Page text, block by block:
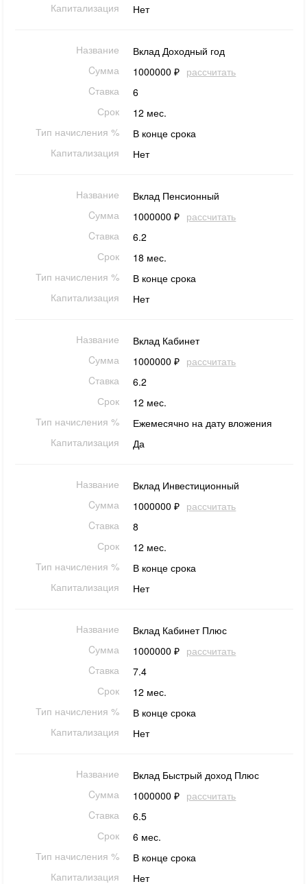
Капитализация
Нет
Название
Вклад Доходный год
Cумма
1000000 ₽ рассчитать
Cтавка
6
Срок
12 мес.
Тип начисления %
В конце срока
Капитализация
Нет
Название
Вклад Пенсионный
Cумма
1000000 ₽ рассчитать
Cтавка
6.2
Срок
18 мес.
Тип начисления %
В конце срока
Капитализация
Нет
Название
Вклад Кабинет
Cумма
1000000 ₽ рассчитать
Cтавка
6.2
Срок
12 мес.
Тип начисления %
Ежемесячно на дату вложения
Капитализация
Да
Название
Вклад Инвестиционный
Cумма
1000000 ₽ рассчитать
Cтавка
8
Срок
12 мес.
Тип начисления %
В конце срока
Капитализация
Нет
Название
Вклад Кабинет Плюс
Cумма
1000000 ₽ рассчитать
Cтавка
7.4
Срок
12 мес.
Тип начисления %
В конце срока
Капитализация
Нет
Название
Вклад Быстрый доход Плюс
Cумма
1000000 ₽ рассчитать
Cтавка
6.5
Срок
6 мес.
Тип начисления %
В конце срока
Капитализация
Нет